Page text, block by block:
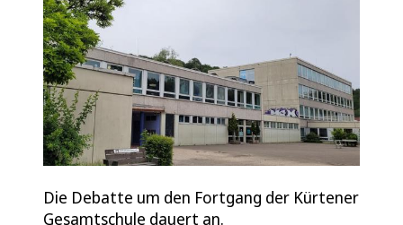
Die Debatte um den Fortgang der Kürtener
Gesamtschule dauert an.